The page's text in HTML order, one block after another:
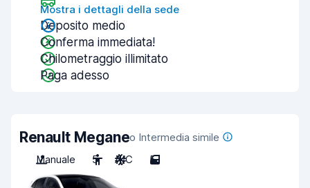
Mostra i dettagli della sede
Deposito medio
Conferma immediata!
Chilometraggio illimitato
Paga adesso
Renault Meganeo Intermedia simile
Manuale
5 A/C 5